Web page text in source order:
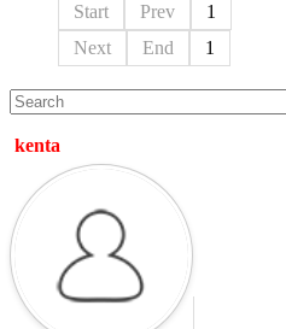
Start Prev
1
Next
End 1
kenta